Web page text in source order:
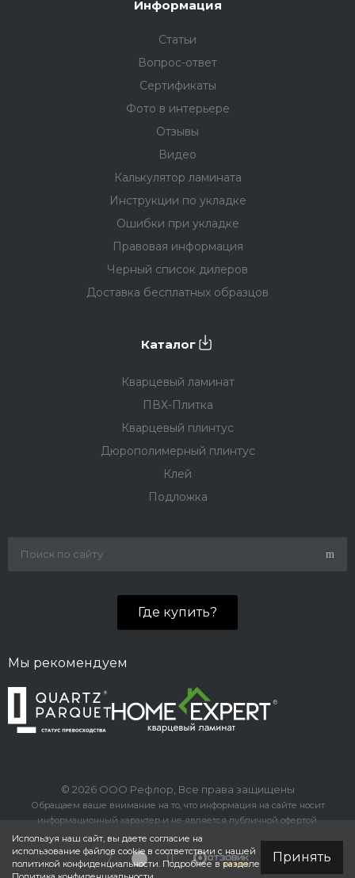
Информация
Статьи
Вопрос-ответ
Сертификаты
Фото в интерьере
Отзывы
Видео
Калькулятор ламината
Инструкции по укладке
Ошибки при укладке
Правовая информация
Черный список дилеров
Доставка бесплатных образцов
Каталог
Кварцевый ламинат
ПВХ-Плитка
Кварцевый плинтус
Дюрополимерный плинтус
Клей
Подложка
Где купить?
Мы рекомендуем
© 2026 ООО Рефлор, Все права защищены
Обращаем ваше внимание на то, что информация на сайте носит
информационный характер и не является публичной офертой.
Используя наш сайт, вы даете согласие на
использование файлов cookie в соответствии с нашей
политикой конфиденциальности. Подробнее в разделе
Принять